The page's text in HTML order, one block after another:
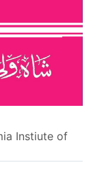
Instiute of